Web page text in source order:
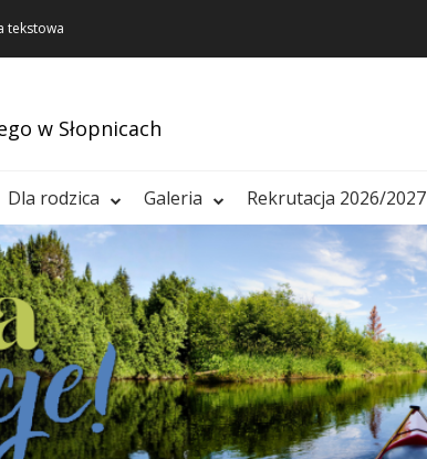
tekstowa
w Słopnicach
Dla rodzica Galeria Rekrutacja 2026/2027